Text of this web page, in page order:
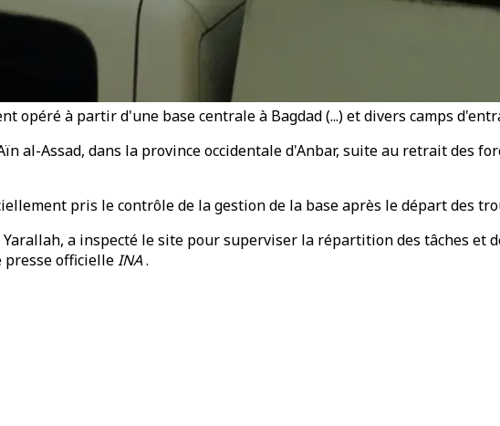
opéré à partir d'une base centrale à Bagdad (...) et divers camps
al-Assad, dans la province occidentale d'Anbar, suite au retrait des
pris le contrôle de la gestion de la base après le départ des
a inspecté le site pour superviser la répartition des tâches et
presse officielleINA.